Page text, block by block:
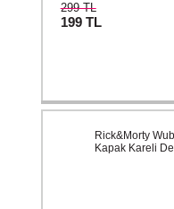
299 TL
199 TL
Rick&Morty
Kapak Kareli